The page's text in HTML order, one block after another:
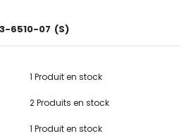
6510-07 (S)
1 Produit en stock
2 Produits en stock
1 Produit en stock